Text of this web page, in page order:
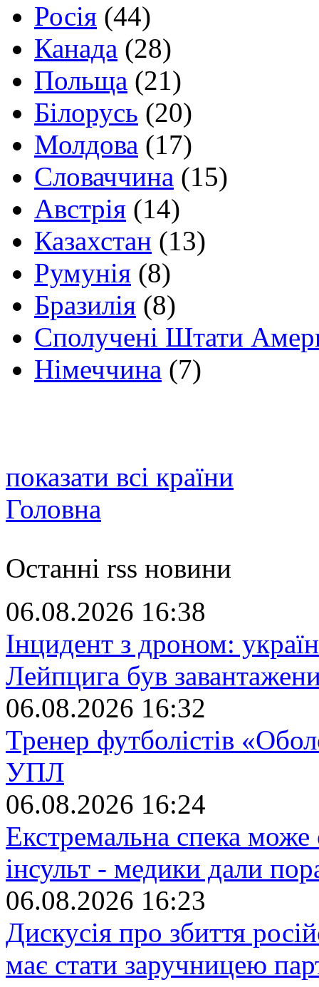
Росія (44)
Канада (28)
Польща (21)
Білорусь (20)
Молдова (17)
Словаччина (15)
Австрія (14)
Казахстан (13)
Румунія (8)
Бразилія (8)
Сполучені Штати
Німеччина (7)
показати всі країни
Головна
Останні rss новини
06.08.2026 16:38
Інцидент з дроном:
Лейпцига був
06.08.2026 16:32
Тренер футболістів
УПЛ
06.08.2026 16:24
Екстремальна спека може
інсульт - медики дали
06.08.2026 16:23
Дискусія про збиття
має стати заручницею